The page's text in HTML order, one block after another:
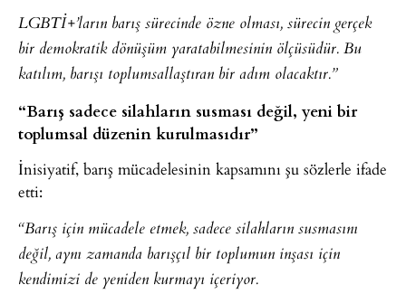
LGBTİ+’ların barış sürecinde özne olması, sürecin gerçek
bir demokratik dönüşüm yaratabilmesinin ölçüsüdür. Bu
katılım, barışı toplumsallaştıran bir adım olacaktır.”
“Barış sadece silahların susması değil, yeni bir
toplumsal düzenin kurulmasıdır”
İnisiyatif, barış mücadelesinin kapsamını şu sözlerle ifade
etti:
“Barış için mücadele etmek, sadece silahların susmasını
değil, aynı zamanda barışçıl bir toplumun inşası için
kendimizi de yeniden kurmayı içeriyor.